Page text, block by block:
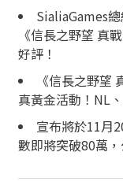
SialiaGames
《信長之野望 真
好評！
《信長之野望
真黃金活動！NL
宣布將於11月
數即將突破80萬